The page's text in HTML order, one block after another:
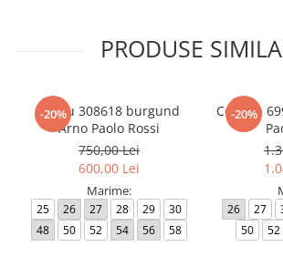
PRODUSE
-20%
Sacou 308618 burgund
Arno Paolo Rossi
750,00 Lei
600,00 Lei
Marime:
25 26 27 28 29
30
48
50 52 54 56 58
-20%
Costum
26 27
50
52